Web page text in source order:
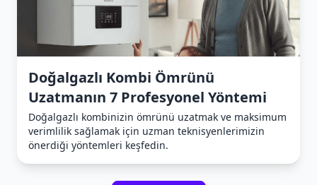
Doğalgazlı Kombi Ömrünü
Uzatmanın 7 Profesyonel Yöntemi
Doğalgazlı kombinizin ömrünü uzatmak ve maksimum
verimlilik sağlamak için uzman teknisyenlerimizin
önerdiği yöntemleri keşfedin.